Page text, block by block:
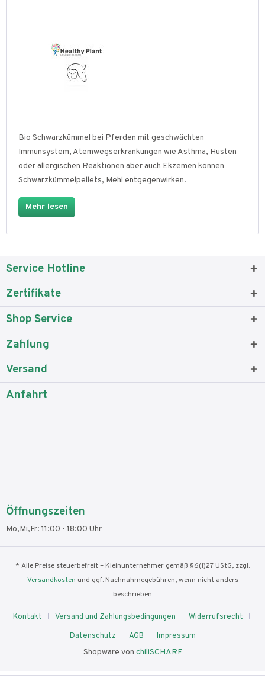
Bio Schwarzkümmel bei Pferden mit geschwächten
Immunsystem, Atemwegserkrankungen wie Asthma, Husten
oder allergischen Reaktionen aber auch Ekzemen können
Schwarzkümmelpellets, Mehl entgegenwirken.
Mehr lesen
Service Hotline
Zertifikate
Shop Service
Zahlung
Versand
Anfahrt
Öffnungszeiten
Mo,Mi,Fr: 11:00 - 18:00 Uhr
* Alle Preise steuerbefreit – Kleinunternehmer gemäß §6(1)27 UStG, zzgl.
Versandkosten und ggf. Nachnahmegebühren, wenn nicht anders
beschrieben
Kontakt Versand und Zahlungsbedingungen
Widerrufsrecht
Datenschutz
AGB Impressum
Shopware von chiliSCHARF